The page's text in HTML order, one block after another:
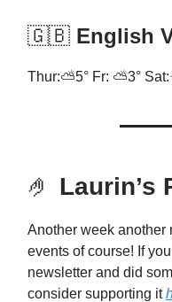
🇬🇧 English
Thur:⛅5° Fr: ⛅3°
🤌 Laurin’s
Another week another
events of course! If
newsletter and did
consider supporting it